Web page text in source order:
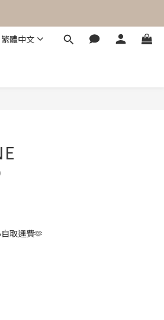
繁體中文
取運費🫶